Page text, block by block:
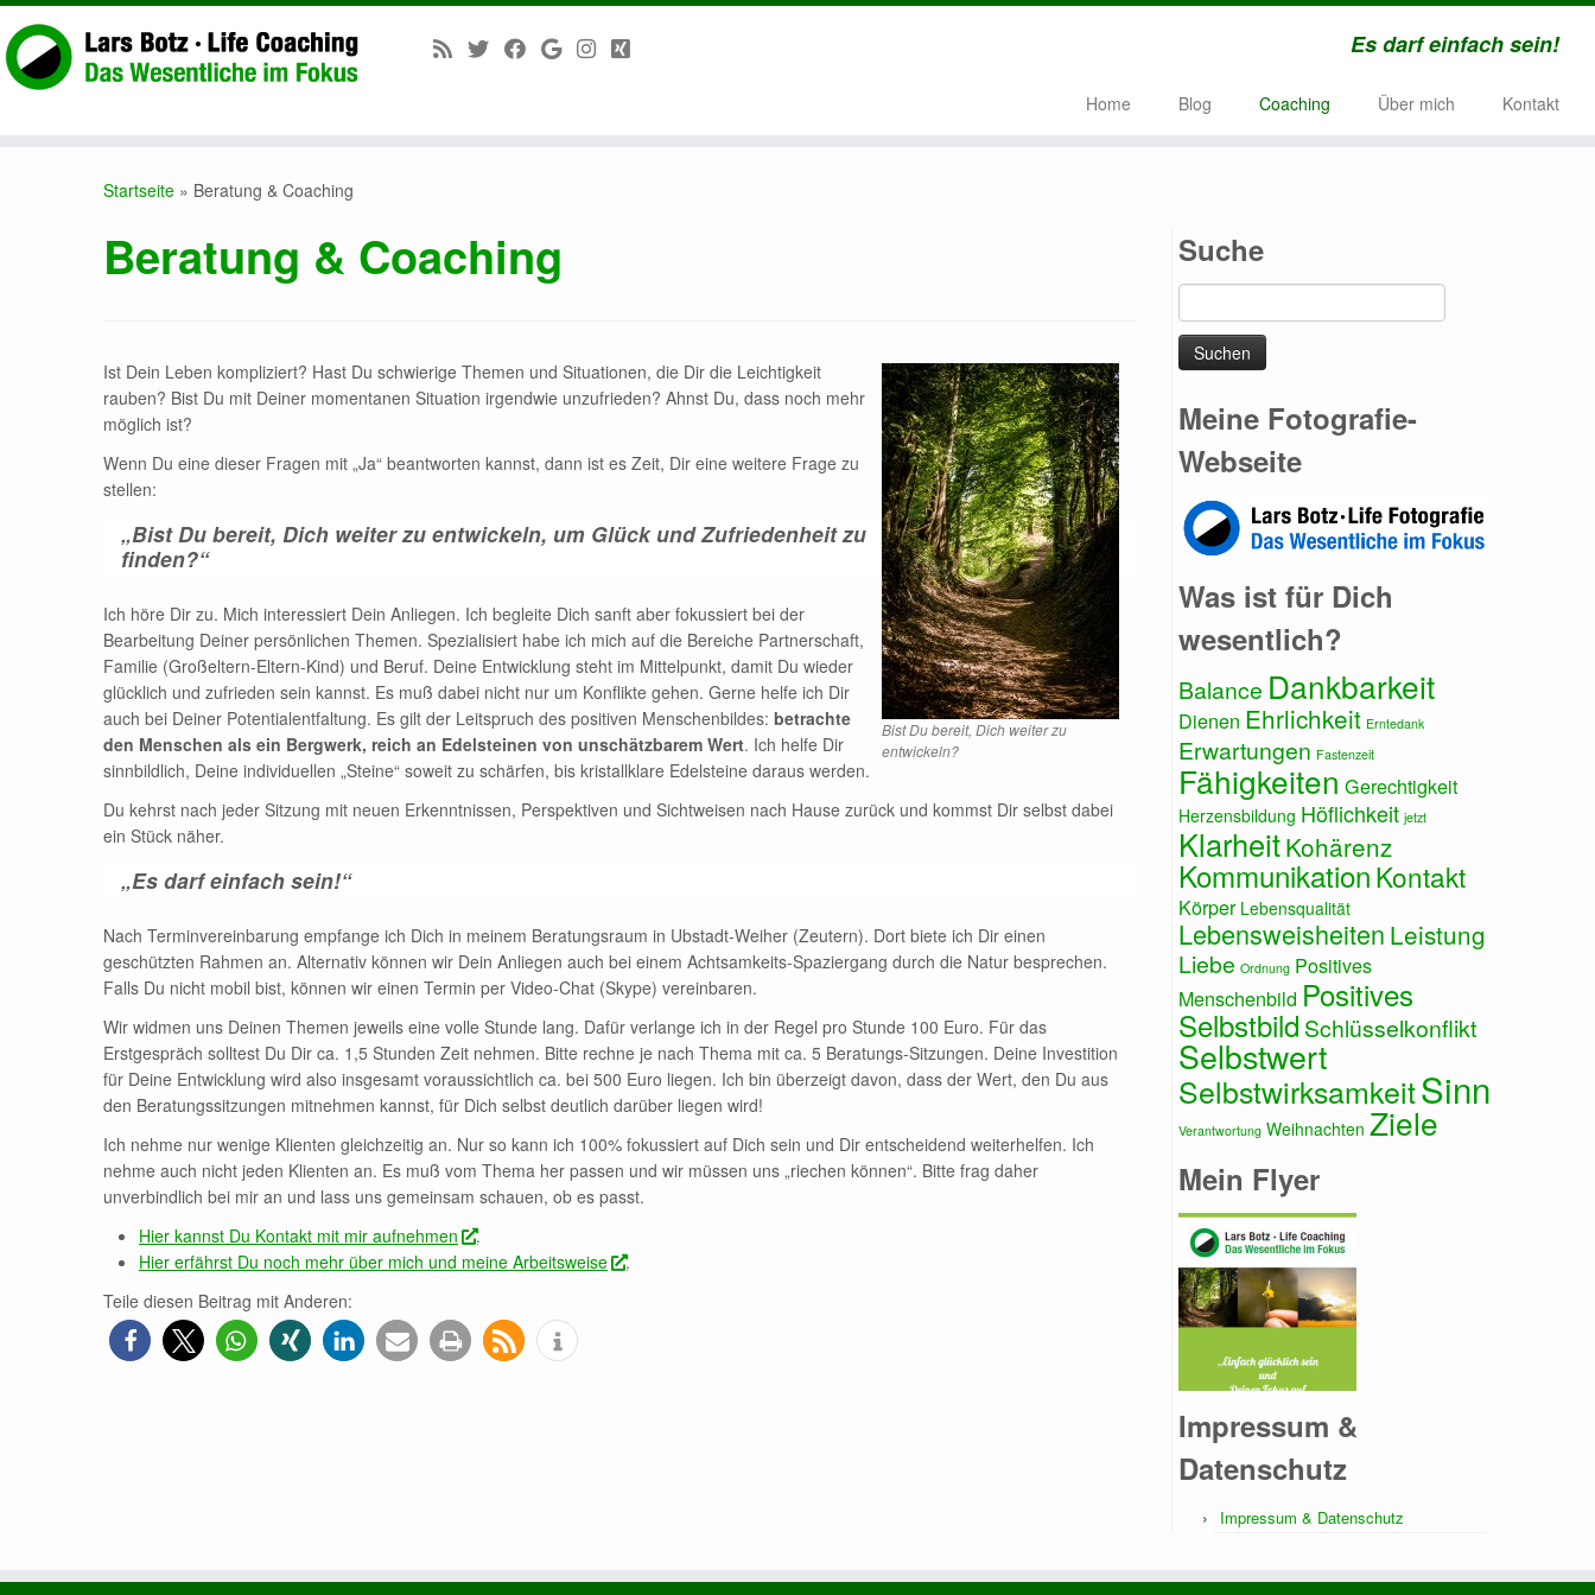
Es darf einfach sein!
Home Blog Coaching Über mich Kontakt
Startseite » Beratung & Coaching
Beratung & Coaching
Bist Du bereit, Dich weiter zu
entwickeln?
Ist Dein Leben kompliziert? Hast Du schwierige Themen und Situationen, die Dir die Leichtigkeit
rauben? Bist Du mit Deiner momentanen Situation irgendwie unzufrieden? Ahnst Du, dass noch mehr
möglich ist?
Wenn Du eine dieser Fragen mit „Ja“ beantworten kannst, dann ist es Zeit, Dir eine weitere Frage zu
stellen:
„Bist Du bereit, Dich weiter zu entwickeln, um Glück und Zufriedenheit zu
finden?“
Ich höre Dir zu. Mich interessiert Dein Anliegen. Ich begleite Dich sanft aber fokussiert bei der
Bearbeitung Deiner persönlichen Themen. Spezialisiert habe ich mich auf die Bereiche Partnerschaft,
Familie (Großeltern-Eltern-Kind) und Beruf. Deine Entwicklung steht im Mittelpunkt, damit Du wieder
glücklich und zufrieden sein kannst. Es muß dabei nicht nur um Konflikte gehen. Gerne helfe ich Dir
auch bei Deiner Potentialentfaltung. Es gilt der Leitspruch des positiven Menschenbildes: betrachte
den Menschen als ein Bergwerk, reich an Edelsteinen von unschätzbarem Wert. Ich helfe Dir
sinnbildlich, Deine individuellen „Steine“ soweit zu schärfen, bis kristallklare Edelsteine daraus werden.
Du kehrst nach jeder Sitzung mit neuen Erkenntnissen, Perspektiven und Sichtweisen nach Hause zurück und kommst Dir selbst dabei
ein Stück näher.
„Es darf einfach sein!“
Nach Terminvereinbarung empfange ich Dich in meinem Beratungsraum in Ubstadt-Weiher (Zeutern). Dort biete ich Dir einen
geschützten Rahmen an. Alternativ können wir Dein Anliegen auch bei einem Achtsamkeits-Spaziergang durch die Natur besprechen.
Falls Du nicht mobil bist, können wir einen Termin per Video-Chat (Skype) vereinbaren.
Wir widmen uns Deinen Themen jeweils eine volle Stunde lang. Dafür verlange ich in der Regel pro Stunde 100 Euro. Für das
Erstgespräch solltest Du Dir ca. 1,5 Stunden Zeit nehmen. Bitte rechne je nach Thema mit ca. 5 Beratungs-Sitzungen. Deine Investition
für Deine Entwicklung wird also insgesamt voraussichtlich ca. bei 500 Euro liegen. Ich bin überzeigt davon, dass der Wert, den Du aus
den Beratungssitzungen mitnehmen kannst, für Dich selbst deutlich darüber liegen wird!
Ich nehme nur wenige Klienten gleichzeitig an. Nur so kann ich 100% fokussiert auf Dich sein und Dir entscheidend weiterhelfen. Ich
nehme auch nicht jeden Klienten an. Es muß vom Thema her passen und wir müssen uns „riechen können“. Bitte frag daher
unverbindlich bei mir an und lass uns gemeinsam schauen, ob es passt.
Hier kannst Du Kontakt mit mir aufnehmen
.
Hier erfährst Du noch mehr über mich und meine Arbeitsweise
.
Teile diesen Beitrag mit Anderen:
Suche
nach:
Meine Fotografie-
Webseite
Was ist für Dich
wesentlich?
Balance Dankbarkeit
Dienen Ehrlichkeit Erntedank
Erwartungen Fastenzeit
Fähigkeiten Gerechtigkeit
Herzensbildung Höflichkeit jetzt
KlarheitKohärenz
KommunikationKontakt
Körper Lebensqualität
Lebensweisheiten Leistung
Liebe Ordnung Positives
Menschenbild Positives
Selbstbild Schlüsselkonflikt
Selbstwert
SelbstwirksamkeitSinn
Verantwortung Weihnachten Ziele
Mein Flyer
Impressum &
Datenschutz
Impressum & Datenschutz